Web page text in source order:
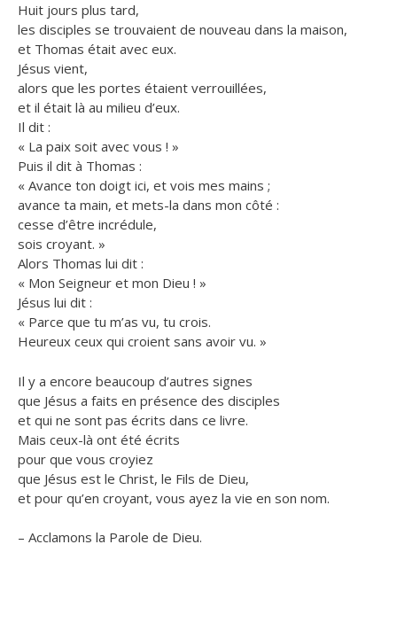
Huit jours plus tard,
les disciples se trouvaient de nouveau dans la maison,
et Thomas était avec eux.
Jésus vient,
alors que les portes étaient verrouillées,
et il était là au milieu d’eux.
Il dit :
« La paix soit avec vous ! »
Puis il dit à Thomas :
« Avance ton doigt ici, et vois mes mains ;
avance ta main, et mets-la dans mon côté :
cesse d’être incrédule,
sois croyant. »
Alors Thomas lui dit :
« Mon Seigneur et mon Dieu ! »
Jésus lui dit :
« Parce que tu m’as vu, tu crois.
Heureux ceux qui croient sans avoir vu. »
Il y a encore beaucoup d’autres signes
que Jésus a faits en présence des disciples
et qui ne sont pas écrits dans ce livre.
Mais ceux-là ont été écrits
pour que vous croyiez
que Jésus est le Christ, le Fils de Dieu,
et pour qu’en croyant, vous ayez la vie en son nom.
– Acclamons la Parole de Dieu.